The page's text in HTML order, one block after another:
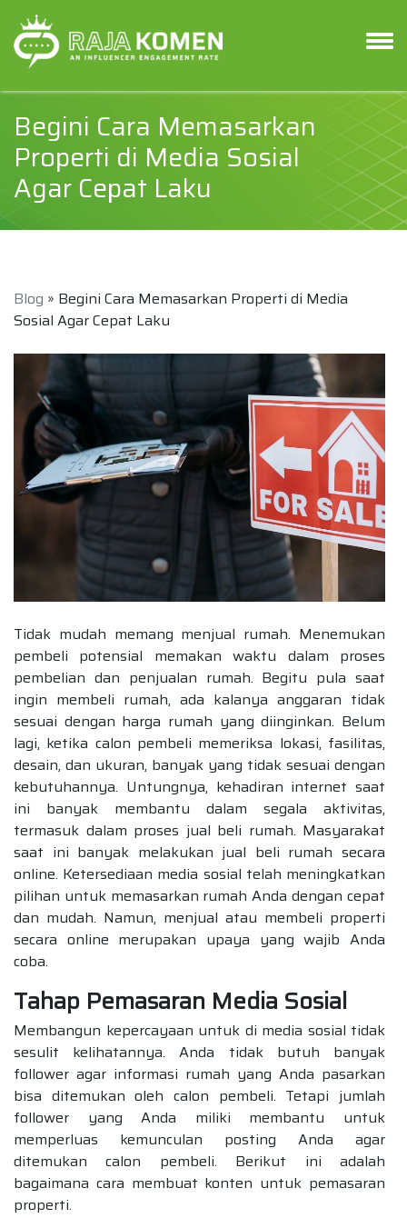
Begini Cara Memasarkan
Properti di Media Sosial
Agar Cepat Laku
Blog » Begini Cara Memasarkan Properti di Media
Sosial Agar Cepat Laku
Tidak mudah memang menjual rumah. Menemukan
pembeli potensial memakan waktu dalam proses
pembelian dan penjualan rumah. Begitu pula saat
ingin membeli rumah, ada kalanya anggaran tidak
sesuai dengan harga rumah yang diinginkan. Belum
lagi, ketika calon pembeli memeriksa lokasi, fasilitas,
desain, dan ukuran, banyak yang tidak sesuai dengan
kebutuhannya. Untungnya, kehadiran internet saat
ini banyak membantu dalam segala aktivitas,
termasuk dalam proses jual beli rumah. Masyarakat
saat ini banyak melakukan jual beli rumah secara
online. Ketersediaan media sosial telah meningkatkan
pilihan untuk memasarkan rumah Anda dengan cepat
dan mudah. Namun, menjual atau membeli properti
secara online merupakan upaya yang wajib Anda
coba.
Tahap Pemasaran Media Sosial
Membangun kepercayaan untuk di media sosial tidak
sesulit kelihatannya. Anda tidak butuh banyak
follower agar informasi rumah yang Anda pasarkan
bisa ditemukan oleh calon pembeli. Tetapi jumlah
follower yang Anda miliki membantu untuk
memperluas kemunculan posting Anda agar
ditemukan calon pembeli. Berikut ini adalah
bagaimana cara membuat konten untuk pemasaran
properti.